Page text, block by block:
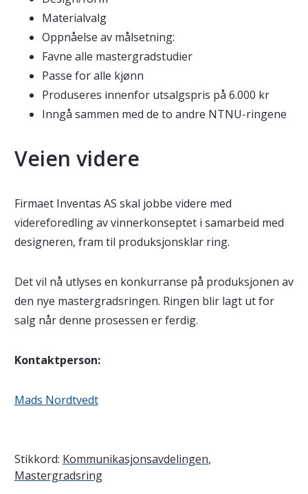
Materialvalg
Oppnåelse av målsetning:
Favne alle mastergradstudier
Passe for alle kjønn
Produseres innenfor utsalgspris på 6.000 kr
Inngå sammen med de to andre NTNU-ringene
Veien videre
Firmaet Inventas AS skal jobbe videre med
videreforedling av vinnerkonseptet i samarbeid med
designeren, fram til produksjonsklar ring.
Det vil nå utlyses en konkurranse på produksjonen av
den nye mastergradsringen. Ringen blir lagt ut for
salg når denne prosessen er ferdig.
Kontaktperson:
Mads Nordtvedt
Stikkord: Kommunikasjonsavdelingen,
Mastergradsring